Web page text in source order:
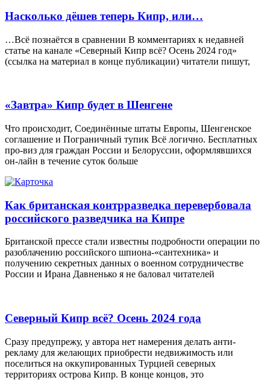
Насколько дёшев теперь Кипр, или…
…Всё познаётся в сравнении В комментариях к недавней
статье на канале «Северный Кипр всё? Осень 2024 год»
(ссылка на материал в конце публикации) читатели пишут,
«Завтра» Кипр будет в Шенгене
Что происходит, Соединённые штаты Европы, Шенгенское
соглашение и Пограничный тупик Всё логично. Бесплатных
про-виз для граждан России и Белоруссии, оформлявшихся
он-лайн в течение суток больше
Как британская контрразведка перевербовала
российского разведчика на Кипре
Британской прессе стали известны подробности операции по
разоблачению российского шпиона-«сантехника» и
получению секретных данных о военном сотрудничестве
России и Ирана Давненько я не баловал читателей
Северный Кипр всё? Осень 2024 года
Сразу предупрежу, у автора нет намерения делать анти-
рекламу для желающих приобрести недвижимость или
поселиться на оккупированных Турцией северных
территориях острова Кипр. В конце концов, это